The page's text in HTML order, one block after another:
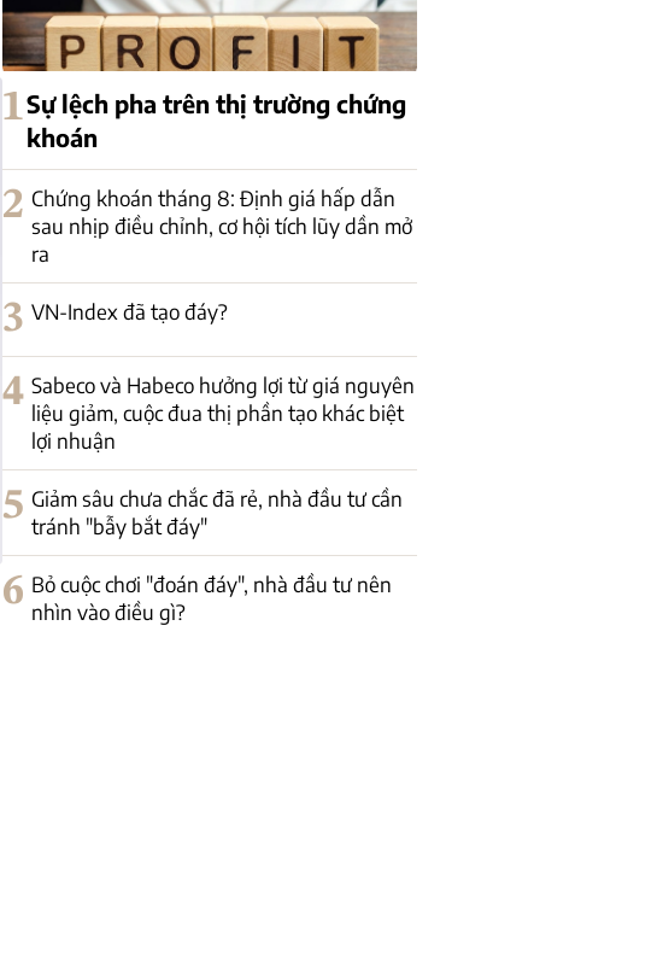
1Sự lệch pha trên thị trường chứng
khoán
2 Chứng khoán tháng 8: Định giá hấp dẫn
sau nhịp điều chỉnh, cơ hội tích lũy dần mở
ra
3 VN-Index đã tạo đáy?
4 Sabeco và Habeco hưởng lợi từ giá nguyên
liệu giảm, cuộc đua thị phần tạo khác biệt
lợi nhuận
5 Giảm sâu chưa chắc đã rẻ, nhà đầu tư cần
tránh "bẫy bắt đáy"
6 Bỏ cuộc chơi "đoán đáy", nhà đầu tư nên
nhìn vào điều gì?